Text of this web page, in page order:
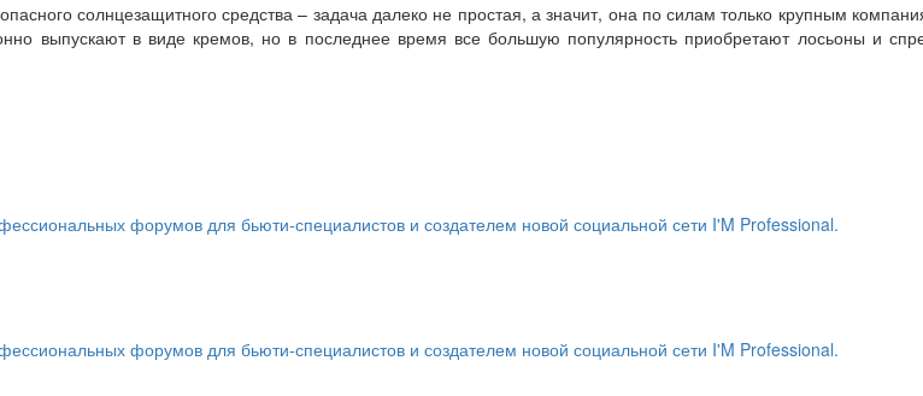
солнцезащитного средства – задача далеко не простая, а значит, она по силам только крупным
выпускают в виде кремов, но в последнее время все большую популярность приобретают лосьоны и
форумов для бьюти-специалистов и создателем новой социальной сети I'M Professional.
форумов для бьюти-специалистов и создателем новой социальной сети I'M Professional.